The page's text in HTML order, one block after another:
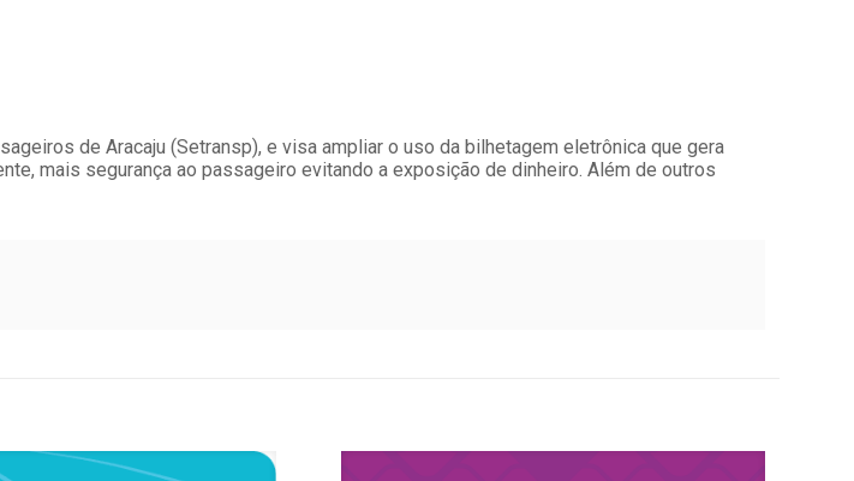
de Aracaju (Setransp), e visa ampliar o uso da bilhetagem eletrônica que gera
mais segurança ao passageiro evitando a exposição de dinheiro. Além de outros